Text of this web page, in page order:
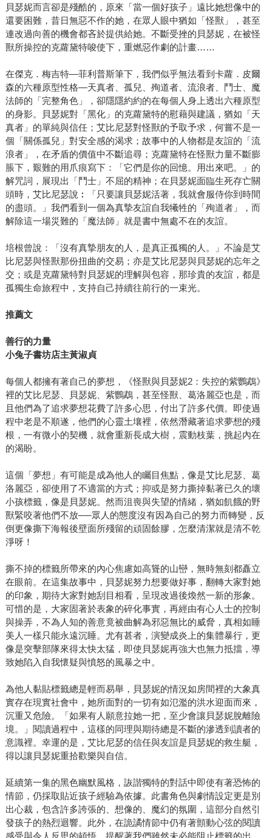
貝瑟妮而言卻是殘酷的，原來「當一個好孩子」遠比她想像中的
還要困難，昔日無惡不作的她，在眾人眼中猶如「怪獸」，甚至
連改過向善的機會都吝於提供給她。不斷受挫的貝瑟妮，在被怪
獸所操控的克蘿黛特唆使下，重燃惡作劇的計畫……
在傑克．梅吉特—菲利普斯筆下，我們似乎無法看到卡蘿．皮爾
森的六種原型性格—天真者、孤兒、殉道者、流浪者、鬥士、魔
法師的「完整角色」，卻隱隱約約的在每個人身上透出六種原型
的身影。貝瑟妮對「黑化」的克蘿黛特的慰藉與建議，猶如「天
真者」的單純與信任；艾比尼瑟對怪獸的予取予求，何嘗不是一
個「關係孤兒」對安全感的渴求；故事中的人物都是友誼的「流
浪者」，在矛盾的價值中不斷追尋；克蘿黛特在怪獸力量不斷膨
脹下，艱難的用爪痕寫下：「它們是你的回憶。用出來吧。」的
解咒詞，展現出「鬥士」不屈的精神；在貝瑟妮面臨生死存亡關
頭時，艾比尼瑟說︰「只要讓貝瑟妮活著，我就會服侍你到時間
的盡頭。」我們看到一個為真摯友誼自我犧牲的「殉道者」，而
解除這一場災難的「魔法師」就是書中無處不在的友誼。
培根曾說：「沒有真摯朋友的人，是真正孤獨的人。」不論是艾
比尼瑟與怪獸那份扭曲的交易；亦是艾比尼瑟與貝瑟妮的忘年之
交；或是克蘿黛特對貝瑟妮的理解與包容，那珍貴的友誼，都是
孤獨生命旅程中，支持自己持續往前行的一束光。
推薦文
善行的力量
小兔子書坊店主黃淑貞
每個人都擁有著自己的夢想，《怪獸與貝瑟妮2：失控的紫鸚鵡》
裡的艾比尼瑟、貝瑟妮、紫鸚鵡，甚至怪獸、葛洛麗亞也是，而
且他們為了追求夢想花費了許多心思，付出了許多代價。即使過
程中老是不順遂，他們的心靈土壤裡，依然潛藏著追求夢想的殘
根，一有微小的契機，就會重新長成大樹，震動枝葉，挑起內在
的渴盼。
這個「夢想」有可能是成為他人的矚目焦點，像是艾比尼瑟、葛
洛麗亞，卻使用了不適當的方式；抑或是努力撕掉黏著已久的壞
小孩標籤，像是貝瑟妮。然而沮喪與失望的情緒，猶如飢餓的野
獸緊咬著他們不放──眾人的態度沒有因為自己的努力而轉變，反
倒更像撕下海報後壁面所殘留的頑固餘膠，怎麼清潔就是清不乾
淨呀！
撕不掉的標籤所帶來的內心焦慮如高聳的山巒，無時無刻都矗立
在眼前。在這集故事中，貝瑟妮努力想要做好事，翻轉大家對她
的印象，期待大家對她刮目相看，呈現改過後煥然一新的形象。
可惜的是，大家固著於表象的碎化事實，再經由有心人士的控制
與操弄，不為人知的善意竟被曲解為邪惡無比的威脅，真相如睡
美人一樣只能永遠沉睡。尤有甚者，演變成炎上的集體暴行，更
像是突擊部隊來得太快太猛，即使貝瑟妮再強大也無力抵擋，導
致她陷入自我懷疑與憤怒的風暴之中。
為他人黏貼標籤總是輕而易舉，貝瑟妮的情況如房間裡的大象真
實存在現實社會中，她所面對的一切有如氾濫的洪水迎面而來，
沉重又危險。「如果有人願意拉她一把，至少會讓貝瑟妮脫離險
境。」閱讀過程中，這樣的同理與期待總是不斷的滲透到讀者的
意識裡。幸運的是，艾比尼瑟的信任與友誼是貝瑟妮的救生艇，
得以讓貝瑟妮重拾歡樂與自信。
延續第一集的黑色幽默風格，詼諧獨特的對話中即使有著恐怖的
情節，仍採取貼近孩子經驗為依據。此書角色與劇情設定更是別
出心裁，包含許多誇張的、想像的、魔幻的氛圍，這部分自然引
發孩子的熱烈迴響。此外，在詭譎情節中仍有著顫動心弦的閱讀
感受與令人反思的頓悟，提醒著我們雖然未必能阻止標籤的出